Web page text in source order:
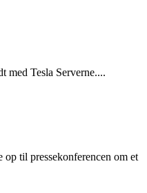
med Tesla Serverne....
til pressekonferencen om et